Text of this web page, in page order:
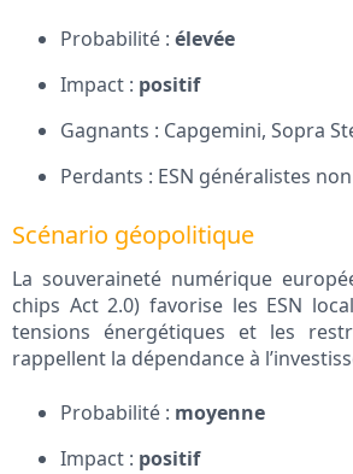
Probabilité : élevée
Impact : positif
Gagnants : Capgemini, Sopra
Perdants : ESN généralistes
Scénario géopolitique
La souveraineté numérique
chips Act 2.0) favorise les ESN
tensions énergétiques et les
rappellent la dépendance à
Probabilité : moyenne
Impact : positif